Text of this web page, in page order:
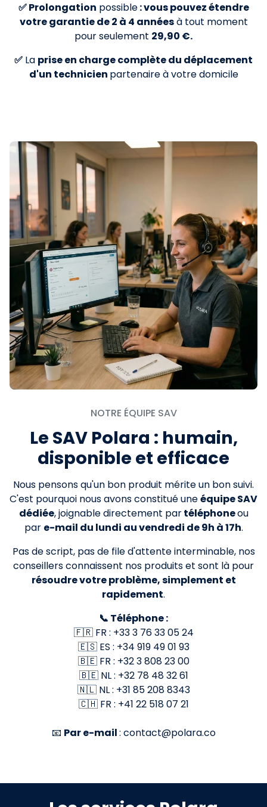
✅ Prolongation possible: vous pouvez étendre
votre garantie de 2 à 4 annéesà tout moment
pour seulement 29,90 €.
✅ La prise en charge complète du déplacement
d'un technicien partenaire à votre domicile
NOTRE ÉQUIPE SAV
Le SAV Polara : humain,
disponible et efficace
Nous pensons qu'un bon produit mérite un bon suivi.
C'est pourquoi nous avons constitué uneéquipe SAV
dédiée, joignable directement partéléphoneou
par e-mail du lundi au vendredi de 9h à 17h.
Pas de script, pas de file d'attente interminable, nos
conseillers connaissent nos produits et sont là pour
résoudre votre problème, simplement et
rapidement.
📞 Téléphone :
🇫🇷 FR : +33 3 76 33 05 24
🇪🇸 ES : +34 919 49 01 93
🇧🇪 FR : +32 3 808 23 00
🇧🇪 NL : +32 78 48 32 61
🇳🇱 NL : +31 85 208 8343
🇨🇭 FR : +41 22 518 07 21
📧 Par e-mail: contact@polara.co